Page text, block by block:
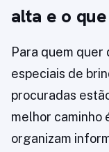
alta e o
Para quem
especiais de
procuradas
melhor caminho
organizam